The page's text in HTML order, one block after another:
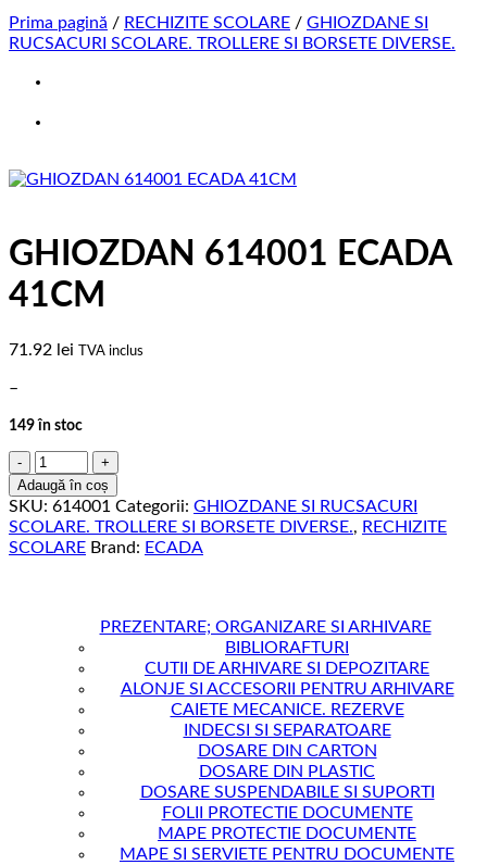
Prima pagină / RECHIZITE SCOLARE / GHIOZDANE SI
RUCSACURI SCOLARE. TROLLERE SI BORSETE DIVERSE.
GHIOZDAN 614001 ECADA
41CM
71.92 lei TVA inclus
–
149 în stoc
Cantitate
GHIOZDAN
614001
ECADA
41CM
Adaugă în coș
SKU: 614001 Categorii: GHIOZDANE SI RUCSACURI
SCOLARE. TROLLERE SI BORSETE DIVERSE., RECHIZITE
SCOLARE Brand: ECADA
PREZENTARE; ORGANIZARE SI ARHIVARE
BIBLIORAFTURI
CUTII DE ARHIVARE SI DEPOZITARE
ALONJE SI ACCESORII PENTRU ARHIVARE
CAIETE MECANICE. REZERVE
INDECSI SI SEPARATOARE
DOSARE DIN CARTON
DOSARE DIN PLASTIC
DOSARE SUSPENDABILE SI SUPORTI
FOLII PROTECTIE DOCUMENTE
MAPE PROTECTIE DOCUMENTE
MAPE SI SERVIETE PENTRU DOCUMENTE